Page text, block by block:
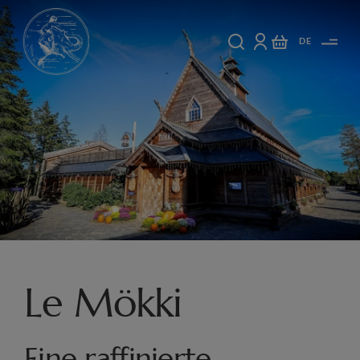
DE
Le Mökki